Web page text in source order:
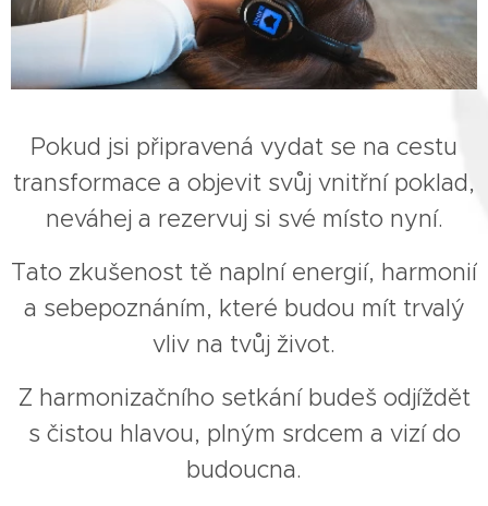
Pokud jsi připravená vydat se na cestu
transformace a objevit svůj vnitřní poklad,
neváhej a rezervuj si své místo nyní.
Tato zkušenost tě naplní energií, harmonií
a sebepoznáním, které budou mít trvalý
vliv na tvůj život.
Z harmonizačního setkání budeš odjíždět
s čistou hlavou, plným srdcem a vizí do
budoucna.